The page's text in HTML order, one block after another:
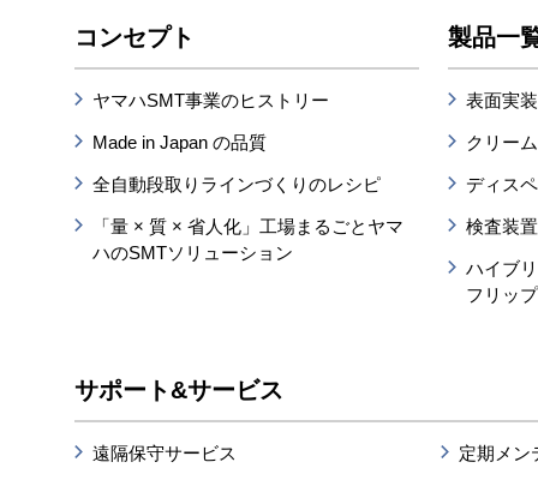
コンセプト
ヤマハSMT事業のヒストリー
Made in Japan の品質
全自動段取りラインづくりのレシピ
「量 × 質 × 省人化」工場まるごとヤマ
ハのSMTソリューション
製品一
表面実
クリー
ディス
検査装置
ハイブ
フリッ
サポート&サービス
遠隔保守サービス 定期メン